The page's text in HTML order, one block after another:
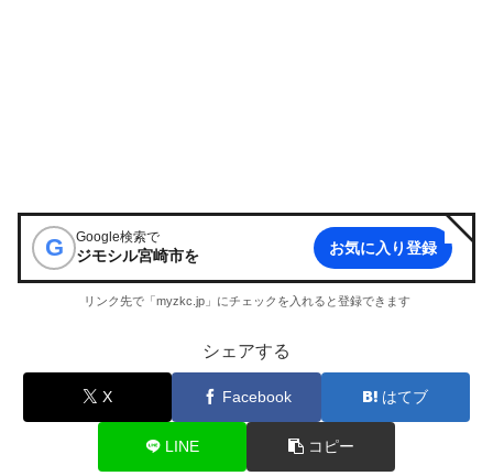
G Google検索で
ジモシル宮崎市を お気に入り登録
リンク先で「myzkc.jp」にチェックを入れると登録できます
シェアする
X Facebook はてブ
LINE コピー